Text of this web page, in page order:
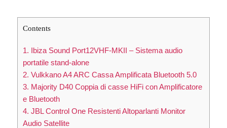
Contents
1. Ibiza Sound Port12VHF-MKII – Sistema audio
portatile stand-alone
2. Vulkkano A4 ARC Cassa Amplificata Bluetooth 5.0
3. Majority D40 Coppia di casse HiFi con Amplificatore
e Bluetooth
4. JBL Control One Resistenti Altoparlanti Monitor
Audio Satellite